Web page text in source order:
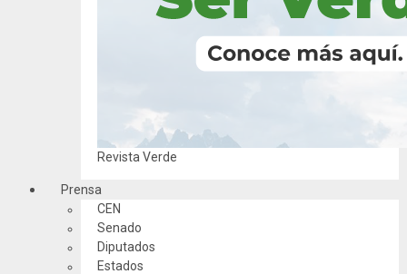
Revista Verde
Prensa
CEN
Senado
Diputados
Estados